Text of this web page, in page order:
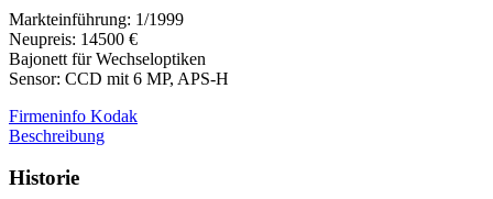
Markteinführung: 1/1999
Neupreis: 14500 €
Bajonett für Wechseloptiken
Sensor: CCD mit 6 MP, APS-H
Firmeninfo Kodak
Beschreibung
Historie